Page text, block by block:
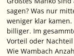
sagen? Was nur
weniger klar
billiger. Im
Vorteil oder
Wie Wambach